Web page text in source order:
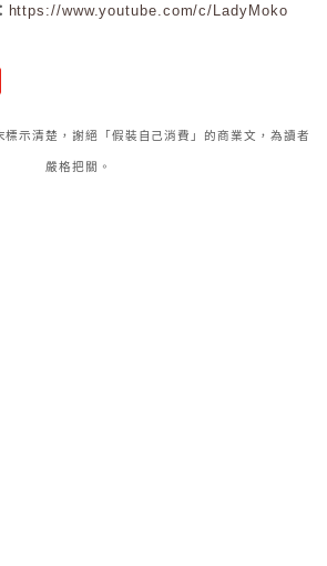
https://www.youtube.com/c/LadyMoko
標示清楚，謝絕「假裝自己消費」的商業文，為讀者
嚴格把關。